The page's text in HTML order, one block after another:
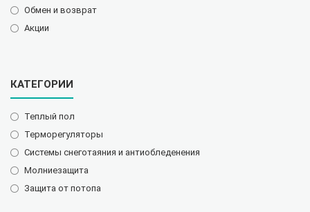
Обмен и возврат
Акции
КАТЕГОРИИ
Теплый пол
Терморегуляторы
Системы снеготаяния и антиобледенения
Молниезащита
Защита от потопа